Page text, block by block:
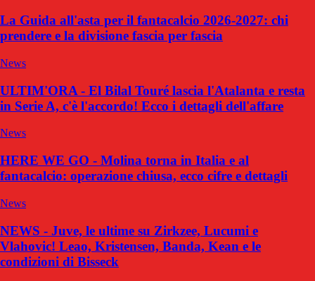
La Guida all'asta per il fantacalcio 2026-2027: chi
prendere e la divisione fascia per fascia
News
ULTIM'ORA - El Bilal Touré lascia l'Atalanta e resta
in Serie A, c'è l'accordo! Ecco i dettagli dell'affare
News
HERE WE GO - Molina torna in Italia e al
fantacalcio: operazione chiusa, ecco cifre e dettagli
News
NEWS - Juve, le ultime su Zirkzee, Lucumi e
Vlahovic! Leao, Kristensen, Banda, Kean e le
condizioni di Bisseck